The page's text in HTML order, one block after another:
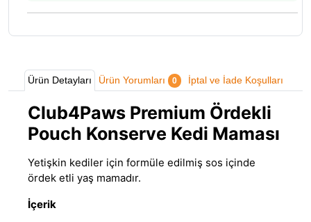
Ürün Detayları Ürün Yorumları 0 İptal ve İade Koşulları
Club4Paws Premium Ördekli
Pouch Konserve Kedi Maması
Yetişkin kediler için formüle edilmiş sos içinde
ördek etli yaş mamadır.
İçerik